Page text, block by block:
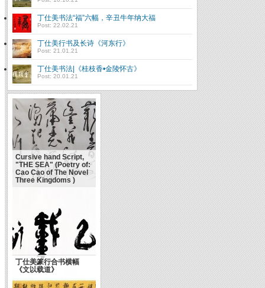
丁仕美书法“福”六幅，辛丑牛年纳大福
Post: 22.02.21
丁仕美行书及长诗《河东行》
Post: 21.01.21
丁仕美书法|《桂枝香•金陵怀古》
Post: 20.01.21
Cursive hand Script,
"THE SEA" (Poetry of:
Cao Cao of The Novel
Three Kingdoms )
丁仕美篆行合书横幅
《文以载道》